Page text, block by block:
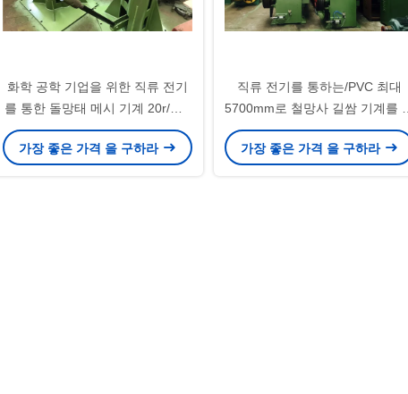
화학 공학 기업을 위한 직류 전기
를 통한 돌망태 메시 기계 20r/Min
속도
가장 좋은 가격 을 구하라
직류 전기를 통하는/PVC 최대
5700mm로 철망사 길쌈 기계를 입
혔습니다. 그물세공 폭
가장 좋은 가격 을 구하라